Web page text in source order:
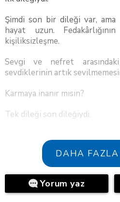
Şimdi son bir dileği var, ama
hayat uzun.
kişiliksizleşme.
Sevgi ve nefret
sevdiklerinin artık
Karmaya inanır mısın?
Tek dileği son dileğiydi.
DAHA FAZLA
Yorum yaz